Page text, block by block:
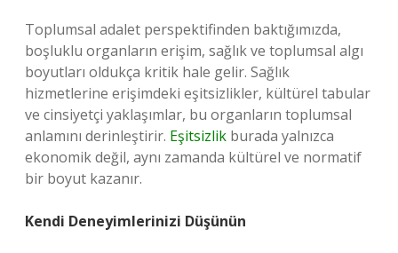
Toplumsal adalet perspektifinden baktığımızda,
boşluklu organların erişim, sağlık ve toplumsal algı
boyutları oldukça kritik hale gelir. Sağlık
hizmetlerine erişimdeki eşitsizlikler, kültürel tabular
ve cinsiyetçi yaklaşımlar, bu organların toplumsal
anlamını derinleştirir. Eşitsizlik burada yalnızca
ekonomik değil, aynı zamanda kültürel ve normatif
bir boyut kazanır.
Kendi Deneyimlerinizi Düşünün